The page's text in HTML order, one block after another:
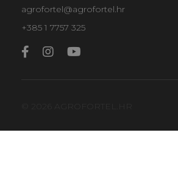
agrofortel@agrofortel.hr
+385 1 7757 325